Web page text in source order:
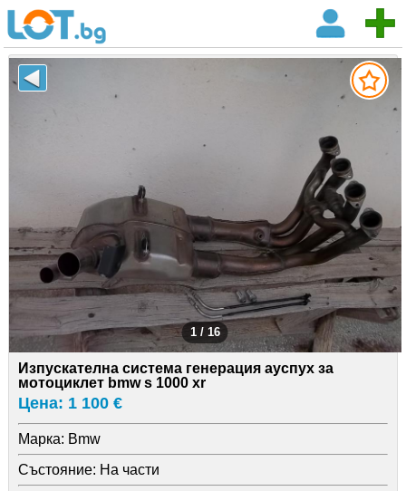
1 / 16
Изпускателна система генерация ауспух за
мотоциклет bmw s 1000 xr
Цена: 1 100 €
Марка: Bmw
Състояние: На части